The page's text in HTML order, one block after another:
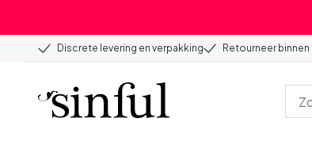
Discrete levering en verpakking Retourneer